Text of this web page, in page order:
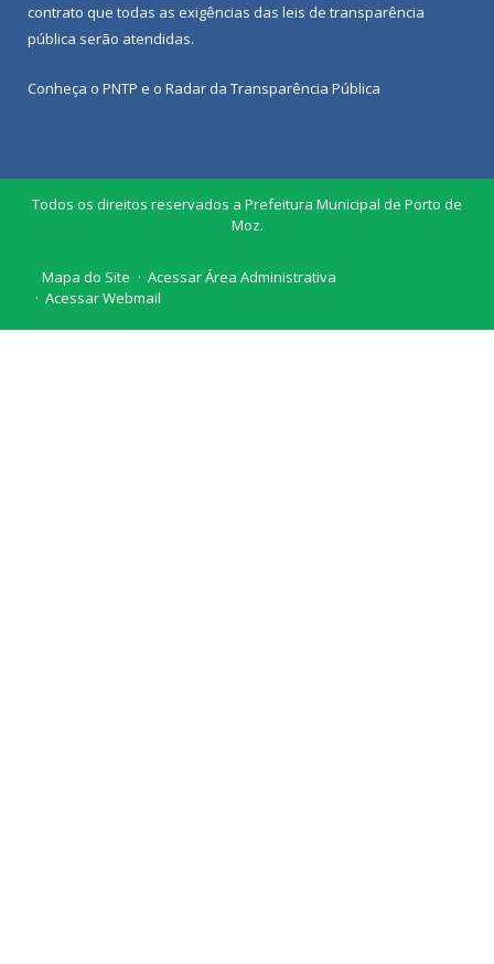
contrato que todas as exigências das leis de transparência
pública serão atendidas.
Conheça o PNTP e o Radar da Transparência Pública
Todos os direitos reservados a Prefeitura Municipal de Porto de
Moz.
Mapa do Site
Acessar Área Administrativa
Acessar Webmail